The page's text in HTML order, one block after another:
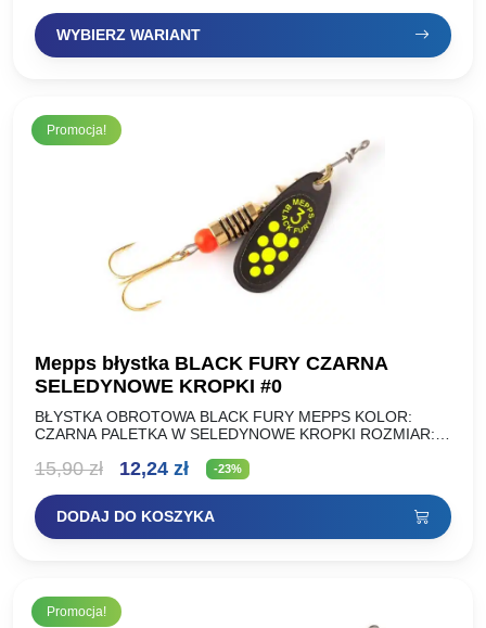
cen:
od
WYBIERZ WARIANT
Promocja!
Mepps błystka BLACK FURY CZARNA
SELEDYNOWE KROPKI #0
BŁYSTKA OBROTOWA BLACK FURY MEPPS KOLOR:
CZARNA PALETKA W SELEDYNOWE KROPKI ROZMIAR:
15,90zł
Pierwotna
cena
wynosiła:
12,24 złAktualna
cena
wynosi:
-23%
DODAJ DO KOSZYKA
Promocja!